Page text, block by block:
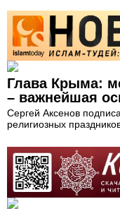
Глава Крыма:
– важнейшая
Сергей Аксенов
религиозных